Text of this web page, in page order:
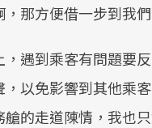
，那方便借一步到我
，遇到乘客有問題要
，以免影響到其他乘
的走道陳情，我也